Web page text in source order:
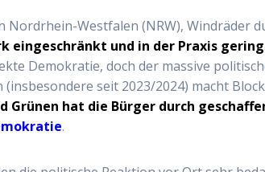
Westfalen (NRW), Windräder
eingeschränkt und in der Praxis gering
Demokratie, doch der massive
seit 2023/2024) macht
Grünen hat die Bürger durch
.